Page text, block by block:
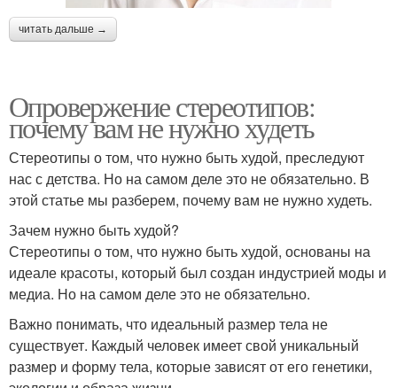
читать дальше →
Опровержение стереотипов:
почему вам не нужно худеть
Стереотипы о том, что нужно быть худой, преследуют
нас с детства. Но на самом деле это не обязательно. В
этой статье мы разберем, почему вам не нужно худеть.
Зачем нужно быть худой?
Стереотипы о том, что нужно быть худой, основаны на
идеале красоты, который был создан индустрией моды и
медиа. Но на самом деле это не обязательно.
Важно понимать, что идеальный размер тела не
существует. Каждый человек имеет свой уникальный
размер и форму тела, которые зависят от его генетики,